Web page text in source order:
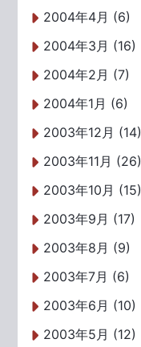
2004年4月 (6)
2004年3月 (16)
2004年2月 (7)
2004年1月 (6)
2003年12月 (14)
2003年11月 (26)
2003年10月 (15)
2003年9月 (17)
2003年8月 (9)
2003年7月 (6)
2003年6月 (10)
2003年5月 (12)